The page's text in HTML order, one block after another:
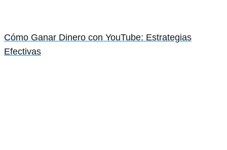
Cómo Ganar Dinero con YouTube: Estrategias
Efectivas